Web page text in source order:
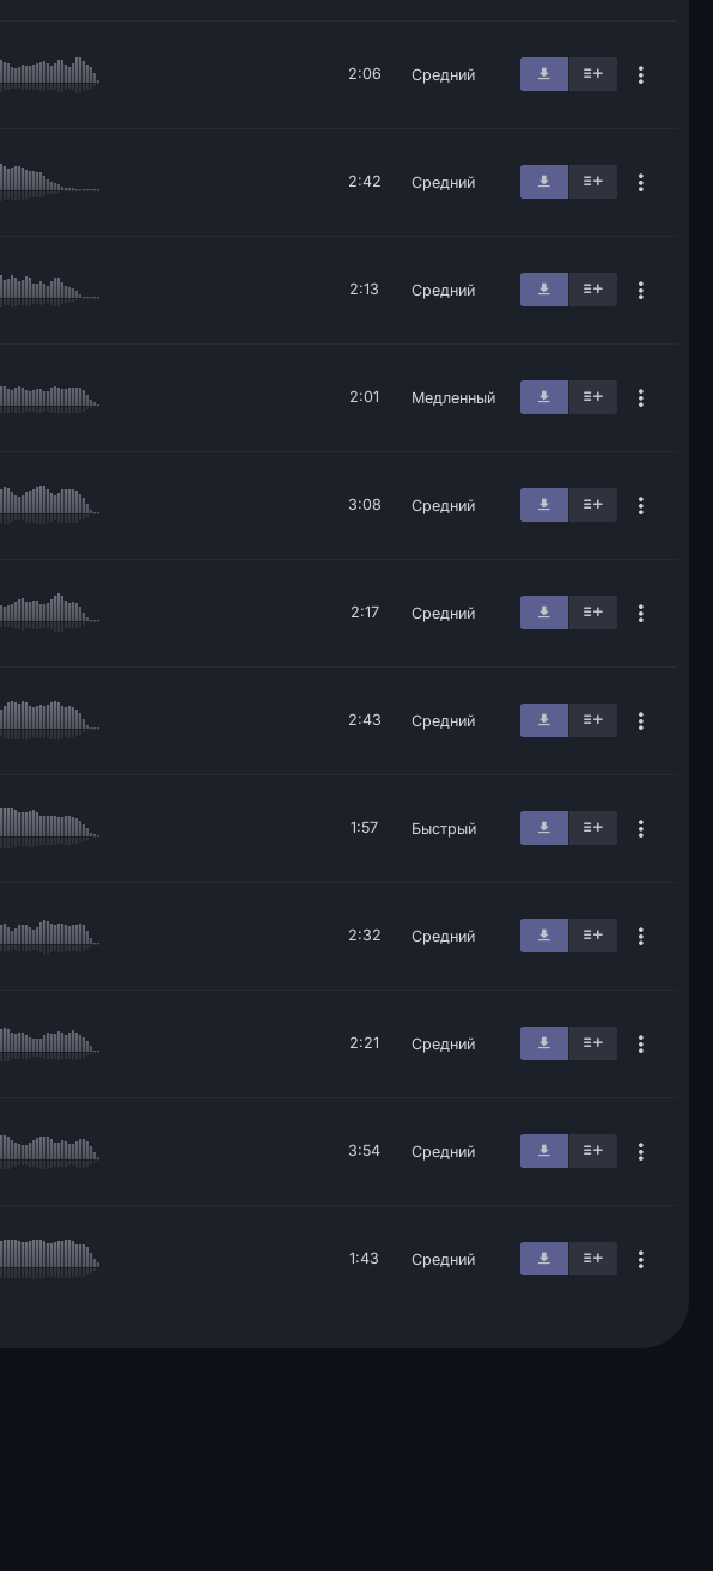
2:06 Средний
2:42 Средний
2:13 Средний
2:01 Медленный
3:08 Средний
2:17 Средний
2:43 Средний
1:57 Быстрый
2:32 Средний
2:21 Средний
3:54 Средний
1:43 Средний